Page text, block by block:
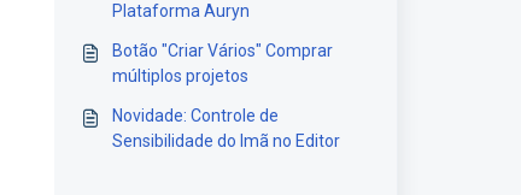
Plataforma Auryn
Botão "Criar Vários" Comprar
múltiplos projetos
Novidade: Controle de
Sensibilidade do Imã no Editor